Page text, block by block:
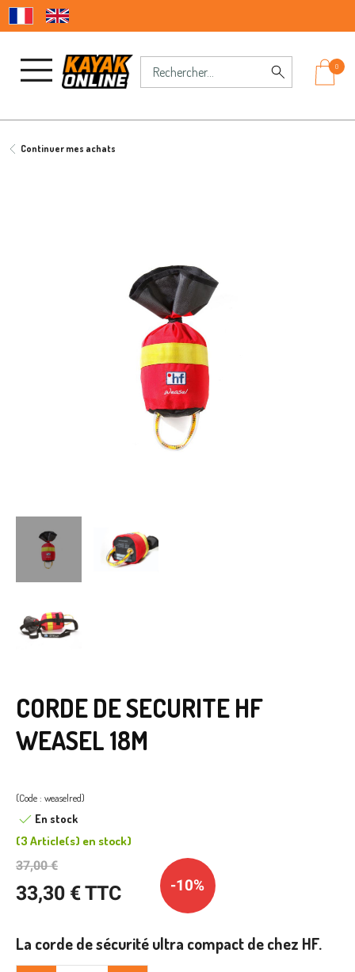
0
Continuer mes achats
CORDE DE SECURITE HF
WEASEL 18M
(Code : weaselred)
En stock
(3 Article(s) en stock)
37,00 €
33,30 € TTC -10%
La corde de sécurité ultra compact de chez HF.